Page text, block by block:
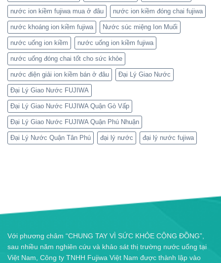
nước ion kiềm fujiwa mua ở đâu nước ion kiềm đóng chai fujiwa
nước khoáng ion kiềm fujiwa Nước súc miệng Ion Muối
nước uống ion kiềm nước uống ion kiềm fujiwa
nước uống đóng chai tốt cho sức khỏe
nước điện giải ion kiềm bán ở đâu Đại Lý Giao Nước
Đại Lý Giao Nước FUJIWA
Đại Lý Giao Nước FUJIWA Quận Gò Vấp
Đại Lý Giao Nước FUJIWA Quận Phú Nhuận
Đại Lý Nước Quận Tân Phú đại lý nước đại lý nước fujiwa
Với phương châm “CHUNG TAY VÌ SỨC KHỎE CỘNG ĐỒNG”,
sau nhiều năm nghiên cứu và khảo sát thị trường nước uống tại
Việt Nam, Công ty TNHH Fujiwa Việt Nam được thành lập vào